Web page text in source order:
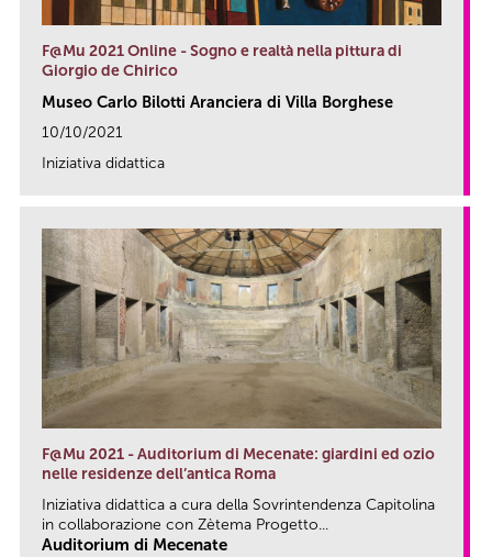
F@Mu 2021 Online - Sogno e realtà nella pittura di
Giorgio de Chirico
Museo Carlo Bilotti Aranciera di Villa Borghese
10/10/2021
Iniziativa didattica
F@Mu 2021 - Auditorium di Mecenate: giardini ed ozio
nelle residenze dell’antica Roma
Iniziativa didattica a cura della Sovrintendenza Capitolina
in collaborazione con Zètema Progetto...
Auditorium di Mecenate